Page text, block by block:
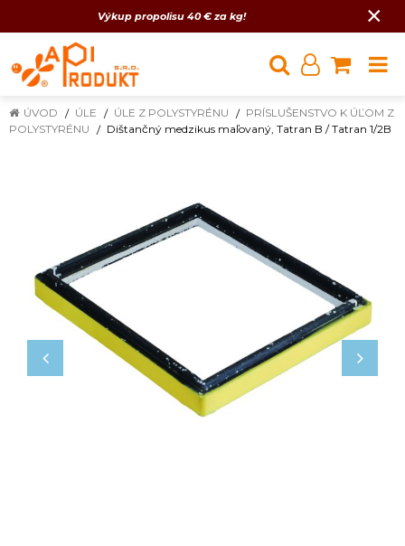
Výkup propolisu 40 € za kg! ×
ÚVOD ÚLE ÚLE Z POLYSTYRÉNU
PRÍSLUŠENSTVO K ÚĽOM Z
POLYSTYRÉNU
Dištančný medzikus maľovaný, Tatran B / Tatran 1/2B